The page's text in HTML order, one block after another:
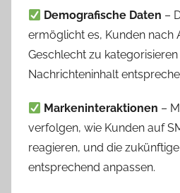
Demografische Daten –
ermöglicht es, Kunden nach
Geschlecht zu
Nachrichteninhalt
Markeninteraktionen –
verfolgen, wie Kunden auf
reagieren, und die
entsprechend anpassen.